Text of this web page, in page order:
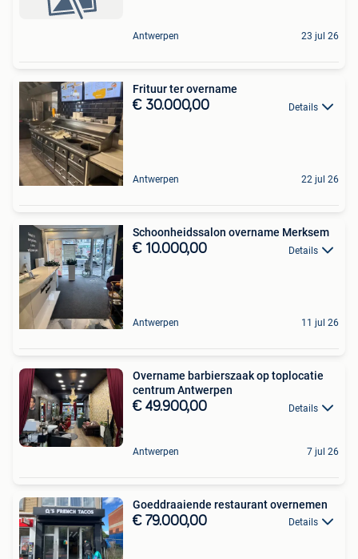
Antwerpen 23 jul 26
Frituur ter overname
€ 30.000,00 Details
Antwerpen 22 jul 26
Schoonheidssalon overname Merksem
€ 10.000,00 Details
Antwerpen 11 jul 26
Overname barbierszaak op toplocatie
centrum Antwerpen
€ 49.900,00 Details
Antwerpen 7 jul 26
Goeddraaiende restaurant overnemen
€ 79.000,00 Details